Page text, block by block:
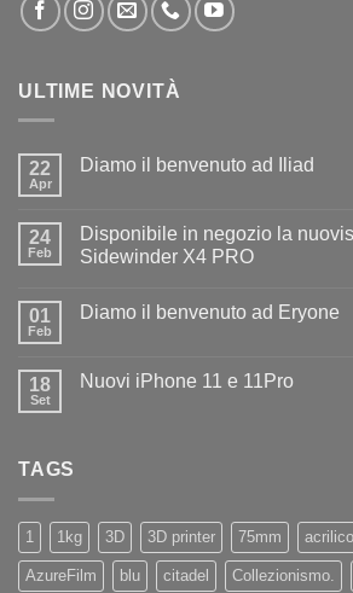
ULTIME NOVITÀ
22
Apr
Diamo il benvenuto ad Iliad
Diamo
il
benvenuto
24
Feb
Disponibile in negozio la
Sidewinder X4 PRO
su
la
nuovissima
01
Feb
Diamo il benvenuto ad Eryone
Diamo
18
Set
Nuovi iPhone 11 e 11Pro
TAGS
1 1kg 3D 3D printer 75mm acrilico
AzureFilm blu citadel Collezionismo.